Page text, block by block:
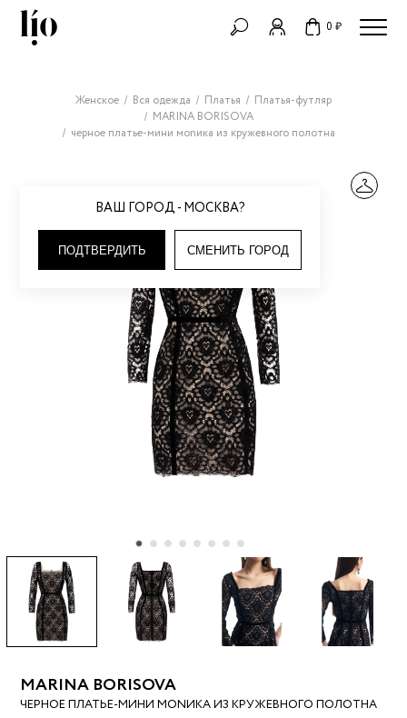
0 ₽
ВАШ ГОРОД - МОСКВА?
ПОДТВЕРДИТЬ СМЕНИТЬ ГОРОД
Женское Вся одежда Платья
Платья-футляр
MARINA BORISOVA
черное платье-мини моnика из кружевного полотна
MARINA BORISOVA
ЧЕРНОЕ ПЛАТЬЕ-МИНИ МОNИКА ИЗ КРУЖЕВНОГО ПОЛОТНА